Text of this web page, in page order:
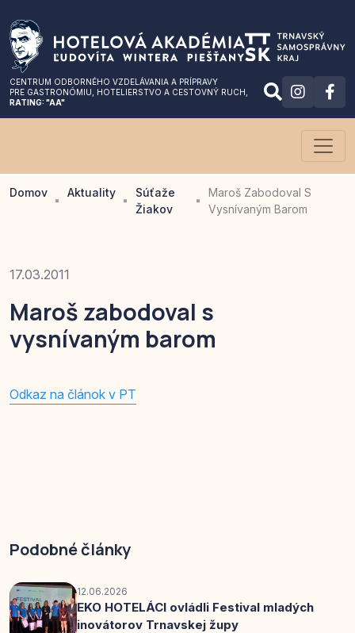
CENTRUM ODBORNÉHO VZDELÁVANIA A PRÍPRAVY
PRE GASTRONÓMIU , HOTELIERSTVO A CESTOVNÝ RUCH,
RATING: "AA"
Domov Aktuality
Súťaže
Žiakov
Maroš Zabodoval S
Vysnívaným Barom
17.03.2011
Maroš zabodoval s
vysnívaným barom
Odkaz na článok v PT
Podobné články
12.06.2026
EKO HOTELÁCI ovládli Festival mladých
inovátorov Trnavskej župy